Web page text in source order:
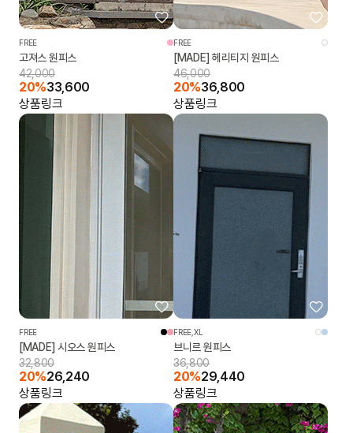
FREE
고져스 원피스
42,000
20%33,600
상품링크
FREE
[MADE] 헤리티지 원피스
46,000
20%36,800
상품링크
FREE
[MADE] 시오스 원피스
32,800
20%26,240
상품링크
FREE,XL
브니르 원피스
36,800
20%29,440
상품링크